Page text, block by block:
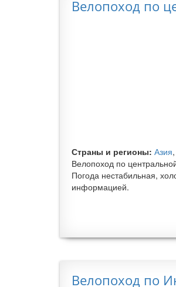
Велопоход по
Страны и регионы: Азия,
Велопоход по
Погода нестабильная,
информацией.
Велопоход по